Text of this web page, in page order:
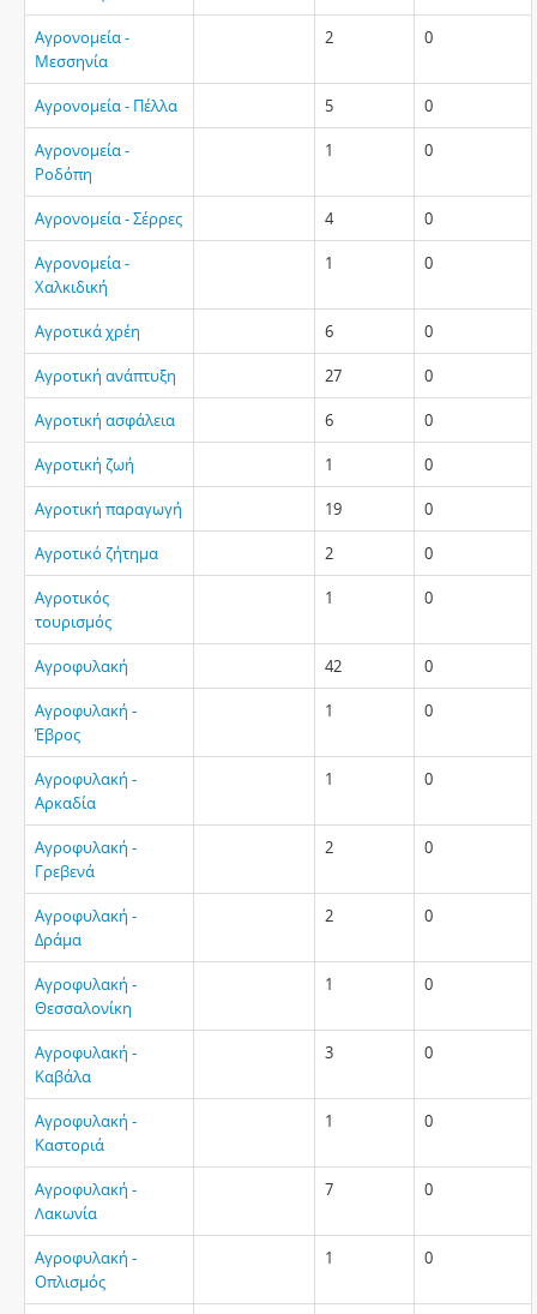
Αγρονομεία -
Μεσσηνία
2 0
Αγρονομεία - Πέλλα 5 0
Αγρονομεία -
Ροδόπη
1 0
Αγρονομεία - Σέρρες 4 0
Αγρονομεία -
Χαλκιδική
1 0
Αγροτικά χρέη 6 0
Αγροτική ανάπτυξη 27 0
Αγροτική ασφάλεια 6 0
Αγροτική ζωή 1 0
Αγροτική παραγωγή 19 0
Αγροτικό ζήτημα 2 0
Αγροτικός
τουρισμός
1 0
Αγροφυλακή 42 0
Αγροφυλακή -
Έβρος
1 0
Αγροφυλακή -
Αρκαδία
1 0
Αγροφυλακή -
Γρεβενά
2 0
Αγροφυλακή -
Δράμα
2 0
Αγροφυλακή -
Θεσσαλονίκη
1 0
Αγροφυλακή -
Καβάλα
3 0
Αγροφυλακή -
Καστοριά
1 0
Αγροφυλακή -
Λακωνία
7 0
Αγροφυλακή -
Οπλισμός
1 0